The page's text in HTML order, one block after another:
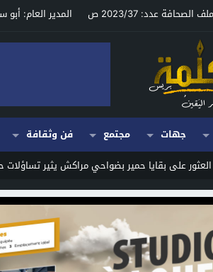
ملف الصحافة عدد: 2023/37 ص المدير العام:
جهات مجتمع فن وثقافة
العثور على بقايا حمير بضواحي مراكش يثير
Stop
Next